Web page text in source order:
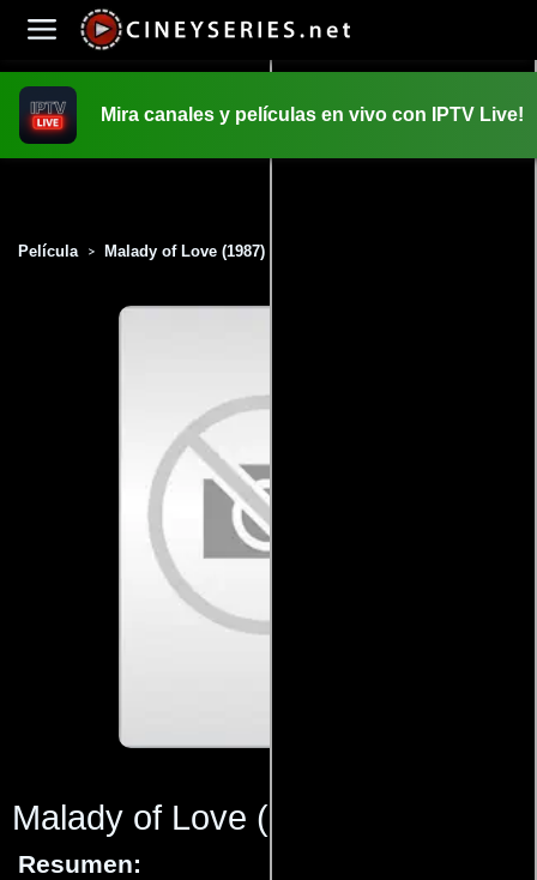
Mira canales y películas en vivo con IPTV Live!
Película > Malady of Love (1987)
Malady of Love (1987)
Resumen: